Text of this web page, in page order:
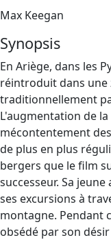
Max Keegan
Synopsis
En Ariège, dans les
réintroduit dans
traditionnellement
L'augmentation de
mécontentement
de plus en plus
bergers que le film
successeur. Sa
ses excursions à
montagne. Pendant
obsédé par son